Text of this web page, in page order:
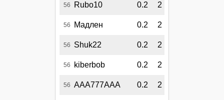
56 Rubo10 0.2 2
56 Мадлен 0.2 2
56 Shuk22 0.2 2
56 kiberbob 0.2 2
56 AAA777AAA 0.2 2